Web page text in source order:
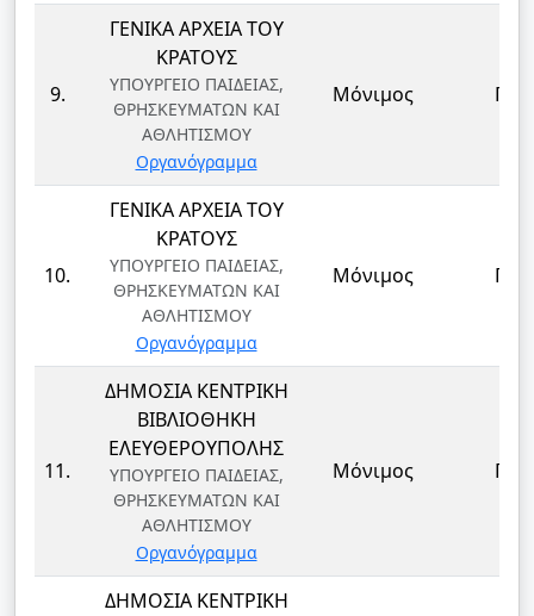
9.
ΓΕΝΙΚΑ ΑΡΧΕΙΑ ΤΟΥ
ΚΡΑΤΟΥΣ
ΥΠΟΥΡΓΕΙΟ ΠΑΙΔΕΙΑΣ,
ΘΡΗΣΚΕΥΜΑΤΩΝ ΚΑΙ
ΑΘΛΗΤΙΣΜΟΥ
Οργανόγραμμα
Μόνιμος ΠΕ
10.
ΓΕΝΙΚΑ ΑΡΧΕΙΑ ΤΟΥ
ΚΡΑΤΟΥΣ
ΥΠΟΥΡΓΕΙΟ ΠΑΙΔΕΙΑΣ,
ΘΡΗΣΚΕΥΜΑΤΩΝ ΚΑΙ
ΑΘΛΗΤΙΣΜΟΥ
Οργανόγραμμα
Μόνιμος ΠΕ
11.
ΔΗΜΟΣΙΑ ΚΕΝΤΡΙΚΗ
ΒΙΒΛΙΟΘΗΚΗ
ΕΛΕΥΘΕΡΟΥΠΟΛΗΣ
ΥΠΟΥΡΓΕΙΟ ΠΑΙΔΕΙΑΣ,
ΘΡΗΣΚΕΥΜΑΤΩΝ ΚΑΙ
ΑΘΛΗΤΙΣΜΟΥ
Οργανόγραμμα
Μόνιμος ΠΕ
ΔΗΜΟΣΙΑ ΚΕΝΤΡΙΚΗ